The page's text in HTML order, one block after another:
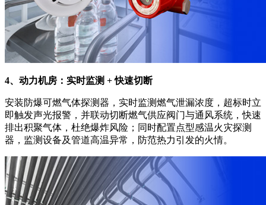
4、动力机房：实时监测 + 快速切断
安装防爆可燃气体探测器，实时监测燃气泄漏浓度，超标时立
即触发声光报警，并联动切断燃气供应阀门与通风系统，快速
排出积聚气体，杜绝爆炸风险；同时配置点型感温火灾探测
器，监测设备及管道高温异常，防范热力引发的火情。